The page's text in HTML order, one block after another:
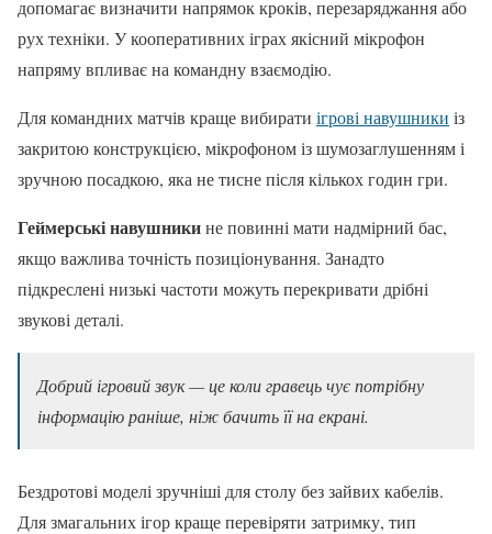
допомагає визначити напрямок кроків, перезаряджання або
рух техніки. У кооперативних іграх якісний мікрофон
напряму впливає на командну взаємодію.
Для командних матчів краще вибирати ігрові навушники із
закритою конструкцією, мікрофоном із шумозаглушенням і
зручною посадкою, яка не тисне після кількох годин гри.
Геймерські навушникине повинні мати надмірний бас,
якщо важлива точність позиціонування. Занадто
підкреслені низькі частоти можуть перекривати дрібні
звукові деталі.
Добрий ігровий звук — це коли гравець чує потрібну
інформацію раніше, ніж бачить її на екрані.
Бездротові моделі зручніші для столу без зайвих кабелів.
Для змагальних ігор краще перевіряти затримку, тип